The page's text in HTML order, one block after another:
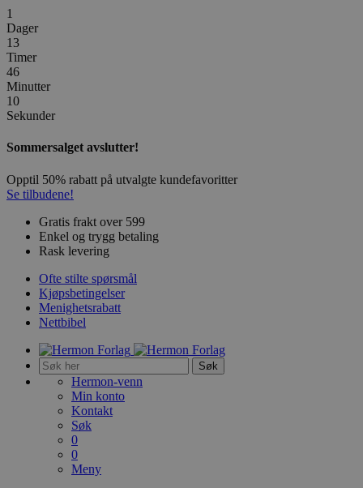
1
Dager
13
Timer
46
Minutter
10
Sekunder
Sommersalget avslutter!
Opptil 50% rabatt på utvalgte kundefavoritter
Se tilbudene!
Gratis frakt over 599
Enkel og trygg betaling
Rask levering
Ofte stilte spørsmål
Kjøpsbetingelser
Menighetsrabatt
Nettbibel
Søk
Hermon-venn
Min konto
Kontakt
Søk
0
0
Meny